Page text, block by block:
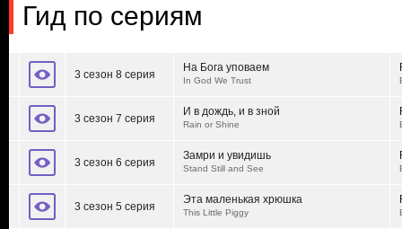
Гид по сериям
3 сезон 8 серия
На Бога уповаем
In God We Trust
3 сезон 7 серия
И в дождь, и в зной
Rain or Shine
3 сезон 6 серия
Замри и увидишь
Stand Still and See
3 сезон 5 серия
Эта маленькая хрюшка
This Little Piggy